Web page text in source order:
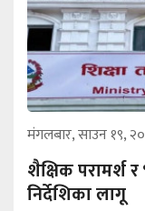
मंगलबार, साउन १९,
शैक्षिक परामर्श
निर्देशिका लागू